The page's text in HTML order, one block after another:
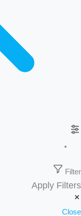
Filter
Apply Filters
Close